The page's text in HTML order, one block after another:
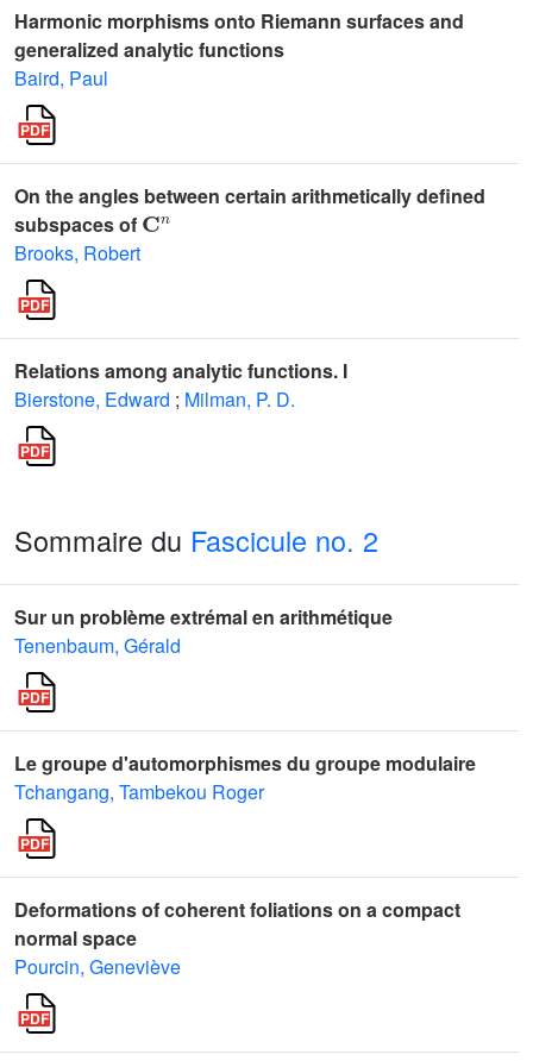
Harmonic morphisms onto Riemann surfaces and
generalized analytic functions
Baird, Paul
On the angles between certain arithmetically defined
subspaces of
𝐂n
Brooks, Robert
Relations among analytic functions. I
Bierstone, Edward ; Milman, P. D.
Sommaire du Fascicule no. 2
Sur un problème extrémal en arithmétique
Tenenbaum, Gérald
Le groupe d'automorphismes du groupe modulaire
Tchangang, Tambekou Roger
Deformations of coherent foliations on a compact
normal space
Pourcin, Geneviève